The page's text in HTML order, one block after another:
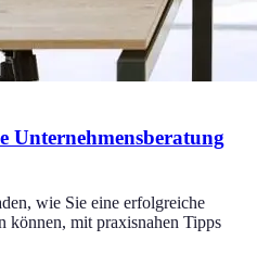
Unternehmensberatung
wie Sie eine erfolgreiche
können, mit praxisnahen Tipps